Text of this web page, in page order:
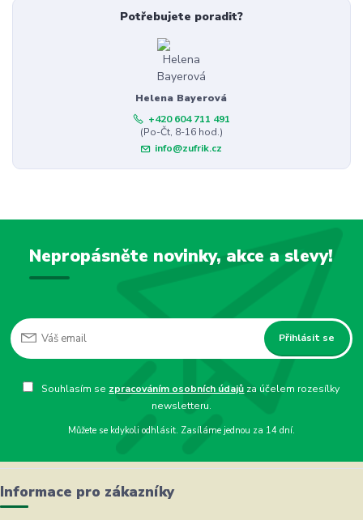
Potřebujete poradit?
Helena Bayerová
+420 604 711 491
(Po-Čt, 8-16 hod.)
info@zufrik.cz
Nepropásněte novinky, akce a slevy!
Přihlásit se
Souhlasím se zpracováním osobních údajů za účelem rozesílky
newsletteru.
Můžete se kdykoli odhlásit. Zasíláme jednou za 14 dní.
Informace pro zákazníky